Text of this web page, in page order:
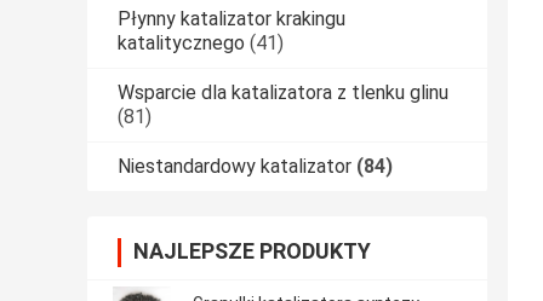
Płynny katalizator krakingu
katalitycznego (41)
Wsparcie dla katalizatora z tlenku glinu
(81)
Niestandardowy katalizator (84)
NAJLEPSZE PRODUKTY